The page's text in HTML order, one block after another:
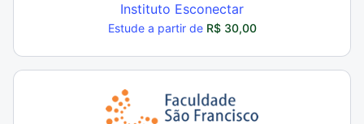
Instituto Esconectar
Estude a partir de R$ 30,00